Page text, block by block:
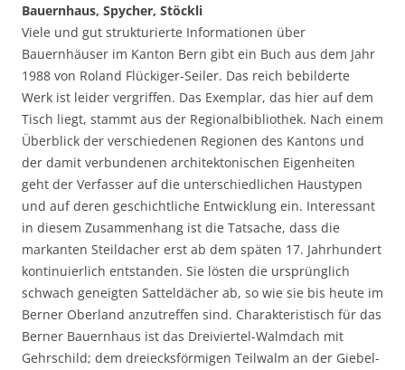
Bauernhaus, Spycher, Stöckli
Viele und gut strukturierte Informationen über
Bauernhäuser im Kanton Bern gibt ein Buch aus dem Jahr
1988 von Roland Flückiger-Seiler. Das reich bebilderte
Werk ist leider vergriffen. Das Exemplar, das hier auf dem
Tisch liegt, stammt aus der Regionalbibliothek. Nach einem
Überblick der verschiedenen Regionen des Kantons und
der damit verbundenen architektonischen Eigenheiten
geht der Verfasser auf die unterschiedlichen Haustypen
und auf deren geschichtliche Entwicklung ein. Interessant
in diesem Zusammenhang ist die Tatsache, dass die
markanten Steildacher erst ab dem späten 17. Jahrhundert
kontinuierlich entstanden. Sie lösten die ursprünglich
schwach geneigten Satteldächer ab, so wie sie bis heute im
Berner Oberland anzutreffen sind. Charakteristisch für das
Berner Bauernhaus ist das Dreiviertel-Walmdach mit
Gehrschild; dem dreiecksförmigen Teilwalm an der Giebel-